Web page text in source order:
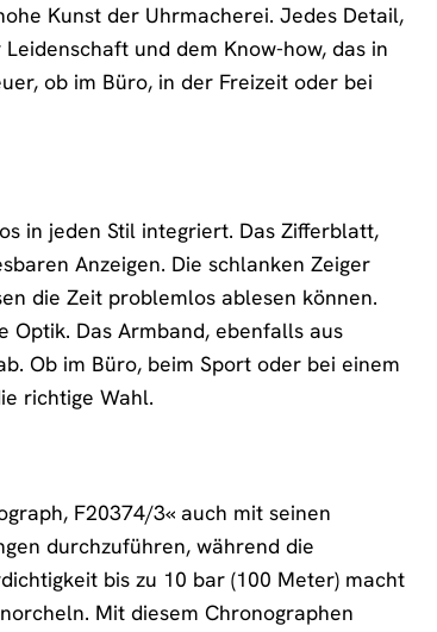
Kunst der Uhrmacherei. Jedes Detail,
und dem Know-how, das in
ob im Büro, in der Freizeit oder bei
in jeden Stil integriert. Das Zifferblatt,
Anzeigen. Die schlanken Zeiger
die Zeit problemlos ablesen können.
Optik. Das Armband, ebenfalls aus
Ob im Büro, beim Sport oder bei einem
richtige Wahl.
F20374/3« auch mit seinen
durchzuführen, während die
bis zu 10 bar (100 Meter) macht
Mit diesem Chronographen